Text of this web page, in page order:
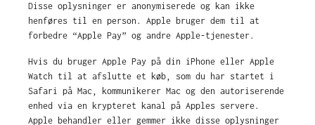
Disse oplysninger er anonymiserede og kan ikke
henføres til en person. Apple bruger dem til at
forbedre “Apple Pay” og andre Apple-tjenester.
Hvis du bruger Apple Pay på din iPhone eller Apple
Watch til at afslutte et køb, som du har startet i
Safari på Mac, kommunikerer Mac og den autoriserende
enhed via en krypteret kanal på Apples servere.
Apple behandler eller gemmer ikke disse oplysninger